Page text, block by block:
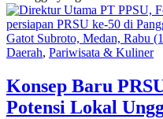
Daerah, Pariwisata & Kuliner
Konsep Baru
Potensi Lokal